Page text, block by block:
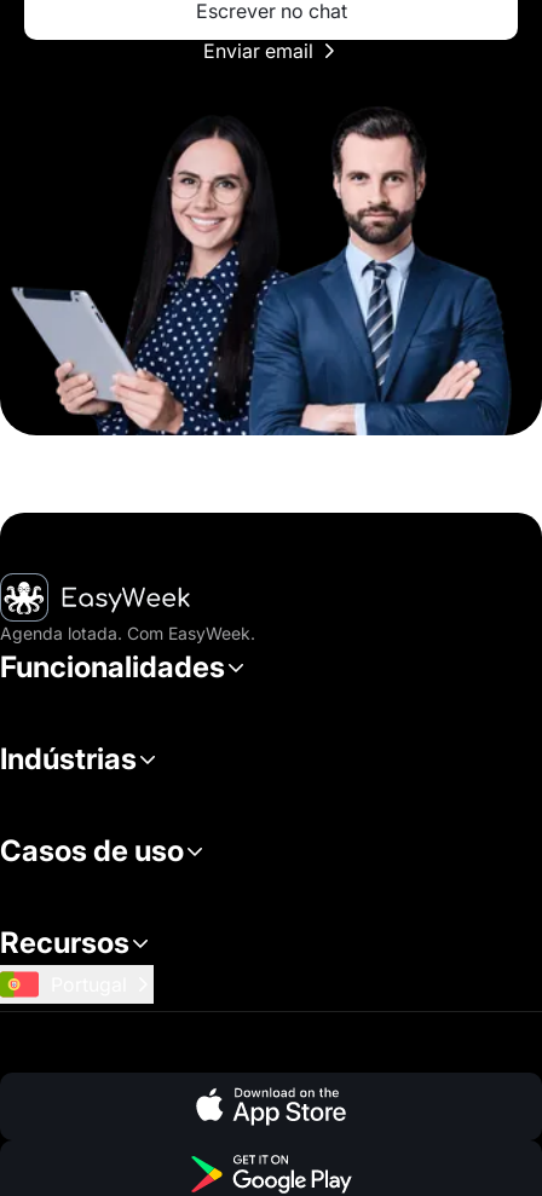
Escrever no chat
Enviar email
Página inicial
Agenda lotada. Com EasyWeek.
Funcionalidades
Indústrias
Casos de uso
Recursos